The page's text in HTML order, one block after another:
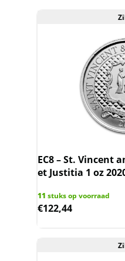
EC8 – St. Vincent
et Justitia 1 oz
11 stuks op voorraad
€122,44